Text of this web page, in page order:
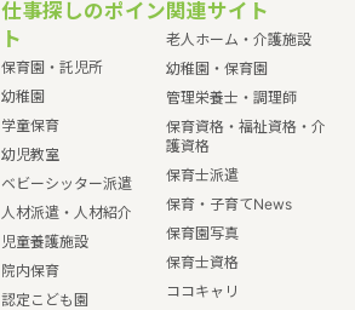
仕事探しのポイン
ト
保育園・託児所
幼稚園
学童保育
幼児教室
ベビーシッター派遣
人材派遣・人材紹介
児童養護施設
院内保育
認定こども園
関連サイト
老人ホーム・介護施設
幼稚園・保育園
管理栄養士・調理師
保育資格・福祉資格・介
護資格
保育士派遣
保育・子育てNews
保育園写真
保育士資格
ココキャリ